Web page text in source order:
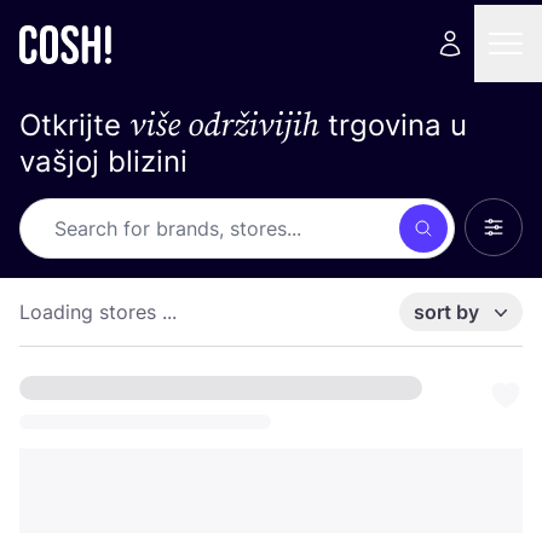
Otkrijte više održivijih trgovina u
vašjoj blizini
Search
Loading stores ... sort by